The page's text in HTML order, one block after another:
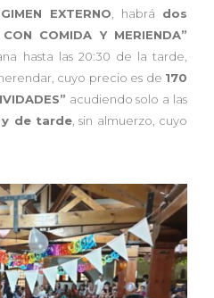
EXTERNO , habrá dos
COMIDA Y MERIENDA”
hasta las 20:30 de la tarde,
cuyo precio es de 170
acudiendo solo a las
y de tarde, sin almuerzo, cuyo